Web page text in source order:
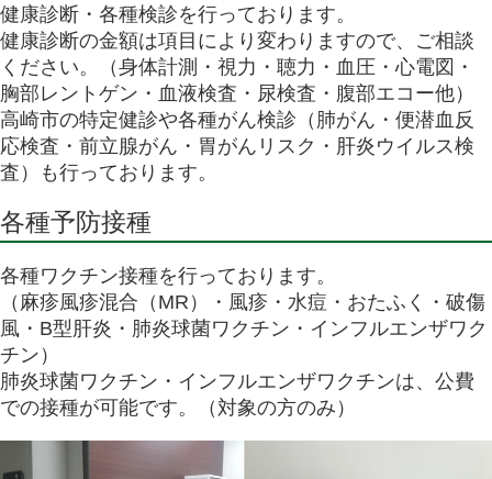
健康診断・各種検診を行っております。
健康診断の金額は項目により変わりますので、ご相談
ください。（身体計測・視力・聴力・血圧・心電図・
胸部レントゲン・血液検査・尿検査・腹部エコー他）
高崎市の特定健診や各種がん検診（肺がん・便潜血反
応検査・前立腺がん・胃がんリスク・肝炎ウイルス検
査）も行っております。
各種予防接種
各種ワクチン接種を行っております。
（麻疹風疹混合（MR）・風疹・水痘・おたふく・破傷
風・B型肝炎・肺炎球菌ワクチン・インフルエンザワク
チン）
肺炎球菌ワクチン・インフルエンザワクチンは、公費
での接種が可能です。（対象の方のみ）